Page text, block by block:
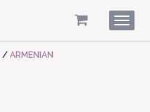
/ ARMENIAN